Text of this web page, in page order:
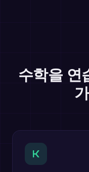
수학을 연
K